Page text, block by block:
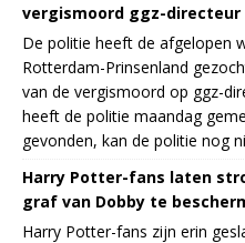
vergismoord ggz-directeur
De politie heeft de afgelopen
Rotterdam-Prinsenland
van de vergismoord op ggz-
heeft de politie maandag
gevonden, kan de politie nog
Harry Potter-fans laten
graf van Dobby te
Harry Potter-fans zijn erin